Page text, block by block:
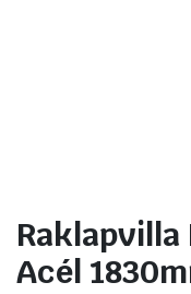
Acél